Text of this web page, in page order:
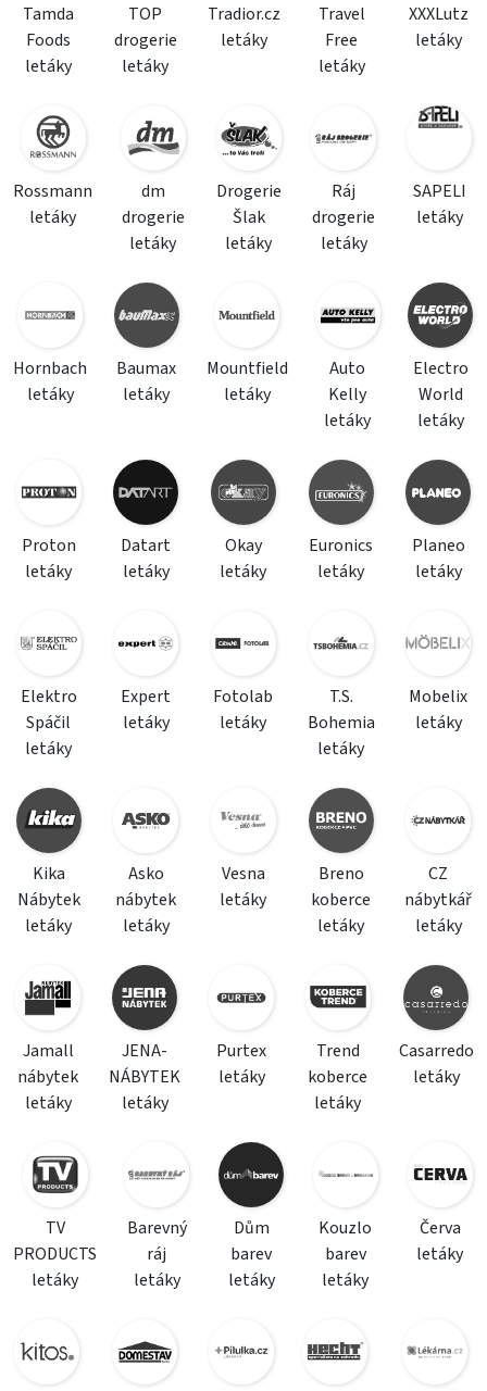
Tamda
Foods
letáky
TOP
drogerie
letáky
Tradior.cz
letáky
Travel
Free
letáky
XXXLutz
letáky
Rossmann
letáky
dm
drogerie
letáky
Drogerie
Šlak
letáky
Ráj
drogerie
letáky
SAPELI
letáky
Hornbach
letáky
Baumax
letáky
Mountfield
letáky
Auto
Kelly
letáky
Electro
World
letáky
Proton
letáky
Datart
letáky
Okay
letáky
Euronics
letáky
Planeo
letáky
Elektro
Spáčil
letáky
Expert
letáky
Fotolab
letáky
T.S.
Bohemia
letáky
Mobelix
letáky
Kika
Nábytek
letáky
Asko
nábytek
letáky
Vesna
letáky
Breno
koberce
letáky
CZ
nábytkář
letáky
Jamall
nábytek
letáky
JENA-
NÁBYTEK
letáky
Purtex
letáky
Trend
koberce
letáky
Casarredo
letáky
TV
PRODUCTS
letáky
Barevný
ráj
letáky
Dům
barev
letáky
Kouzlo
barev
letáky
Červa
letáky